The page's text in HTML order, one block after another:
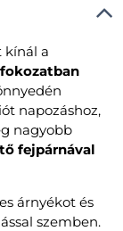
kínál a
napozáshoz,
nagyobb
fejpárnával
árnyékot és
szemben.